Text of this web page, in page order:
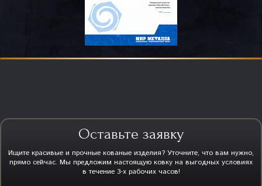
Оставьте заявку
Ищите красивые и прочные кованые изделия? Уточните, что вам нужно,
прямо сейчас. Мы предложим настоящую ковку на выгодных условиях
в течение 3-х рабочих часов!